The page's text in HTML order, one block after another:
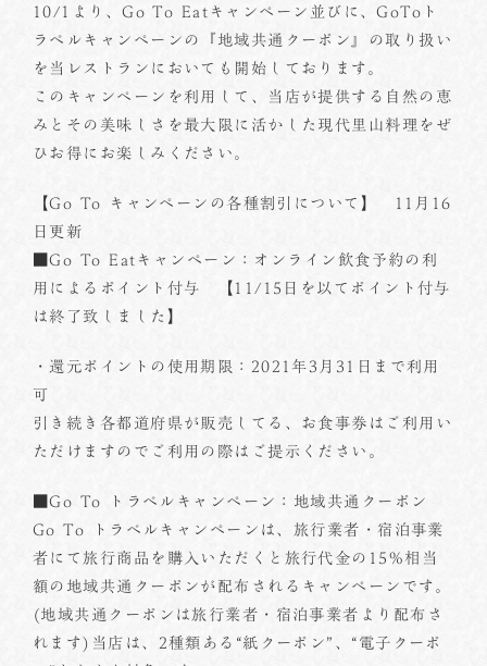
10/1より、Go To Eatキャンペーン並びに、GoToト
ラベルキャンペーンの『地域共通クーポン』の取り扱い
を当レストランにおいても開始しております。
このキャンペーンを利用して、当店が提供する自然の恵
みとその美味しさを最大限に活かした現代里山料理をぜ
ひお得にお楽しみください。
【Go To キャンペーンの各種割引について】 11月16
日更新
■Go To Eatキャンペーン：オンライン飲食予約の利
用によるポイント付与 【11/15日を以てポイント付与
は終了致しました】
・還元ポイントの使用期限：2021年3月31日まで利用
可
引き続き各都道府県が販売してる、お食事券はご利用い
ただけますのでご利用の際はご提示ください。
■Go To トラベルキャンペーン：地域共通クーポン
Go To トラベルキャンペーンは、旅行業者・宿泊事業
者にて旅行商品を購入いただくと旅行代金の15%相当
額の地域共通クーポンが配布されるキャンペーンです。
(地域共通クーポンは旅行業者・宿泊事業者より配布さ
れます)当店は、2種類ある“紙クーポン”、“電子クーポ